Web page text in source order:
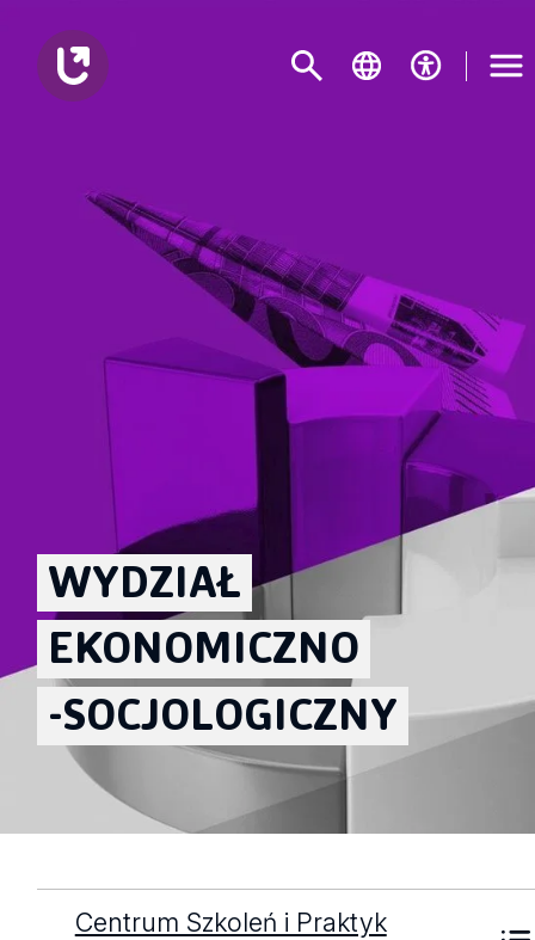
WYDZIAŁ
EKONOMICZNO
-SOCJOLOGICZNY
Centrum Szkoleń i Praktyk